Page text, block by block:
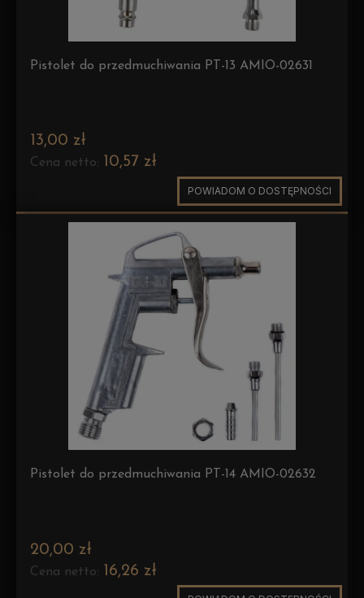
Pistolet do przedmuchiwania PT-13 AMIO-02631
13,00 zł
Cena netto: 10,57 zł
POWIADOM O DOSTĘPNOŚCI
Pistolet do przedmuchiwania PT-14 AMIO-02632
20,00 zł
Cena netto: 16,26 zł